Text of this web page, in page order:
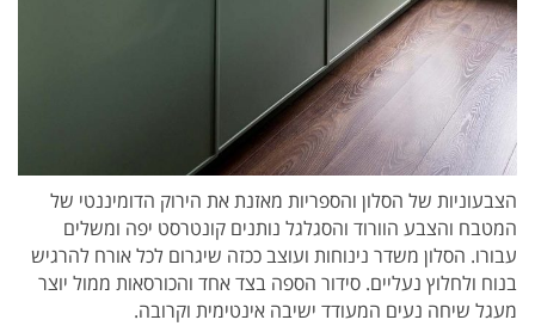
הצבעוניות של הסלון והספריות מאזנת את הירוק הדומיננטי של
המטבח והצבע הוורוד והסגלגל נותנים קונטרסט יפה ומשלים
עבורו. הסלון משדר נינוחות ועוצב ככזה שיגרום לכל אורח להרגיש
בנוח ולחלוץ נעליים. סידור הספה בצד אחד והכורסאות ממול יוצר
מעגל שיחה נעים המעודד ישיבה אינטימית וקרובה.